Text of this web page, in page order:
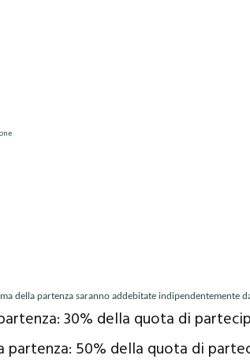
della partenza saranno addebitate indipendentemente
30% della quota di
50% della quota di